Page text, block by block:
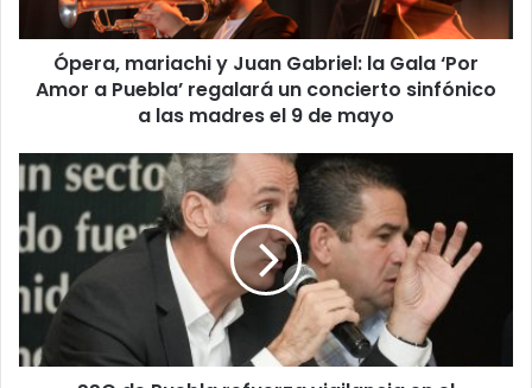
Amor
Puebla’
concierto
sinfónico
las
madres
el
9
mayo
Ópera, mariachi y Juan Gabriel: la Gala ‘Por
Amor a Puebla’ regalará un concierto sinfónico
a las madres el 9 de mayo
SSC
de
Puebla
refuerza
en
el
Morelos